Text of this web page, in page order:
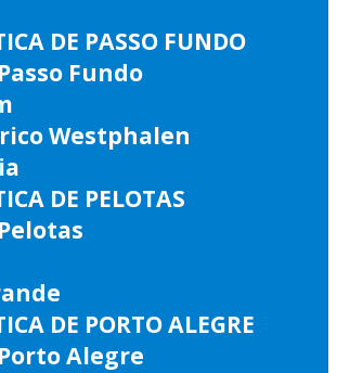
DE PASSO FUNDO
Fundo
Westphalen
DE PELOTAS
DE PORTO ALEGRE
Alegre